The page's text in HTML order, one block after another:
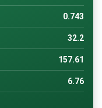
0.743
32.2
157.61
6.76